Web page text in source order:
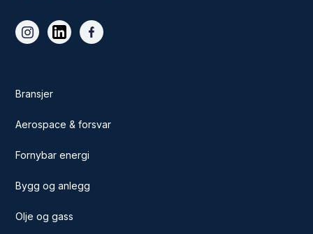
Bransjer
Aerospace & forsvar
Fornybar energi
Bygg og anlegg
Olje og gass